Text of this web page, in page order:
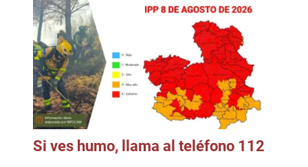
Si ves humo, llama al teléfono 112